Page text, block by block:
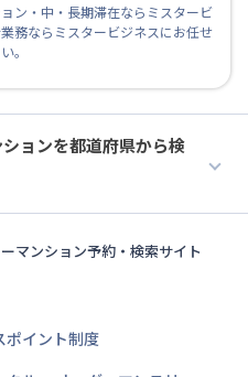
ン・中・長期滞在ならミスタービ
務ならミスタービジネスにお任せ
。
ョンを都道府県から検
マンション予約・検索サイト
ポイント制度